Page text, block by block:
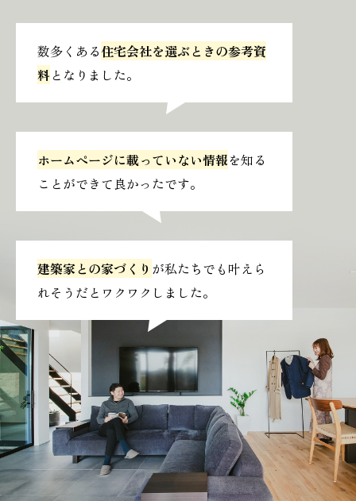
建築家との家づくり が私たちでも叶えら
れそうだとワクワクしました。
ホームページに載っていない情報を知る
ことができて良かったです。
数多くある住宅会社を選ぶときの参考資
料となりました。